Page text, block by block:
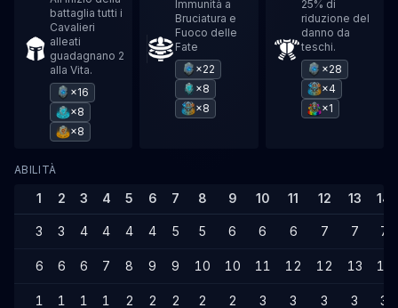
battaglia tutti i
Cavalieri
alleati
guadagnano 2
alla Vita.
×16
×8
×8
Immunità a
Bruciatura e
Fuoco delle
Fate
×22
×8
×8
25% di
riduzione del
danno da
teschi.
×28
×4
×1
ABILITÀ
1 2 3 4 5 6 7 8 9 10 11 12 13 14
3 3 4 4 4 4 5 5 6 6 6 7 7 7
6 6 6 7 8 9 9 10 10 11 12 12 13 13
1 1 1 1 2 2 2 2 2 3 3 3 3 3